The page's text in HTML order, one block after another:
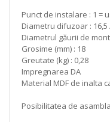
Punct de instalare : 1 =
Diametru difuzoar : 16,5
Diametrul găurii de
Grosime (mm) : 18
Greutate (kg) : 0,28
Impregnarea DA
Material MDF de inalta
Posibilitatea de